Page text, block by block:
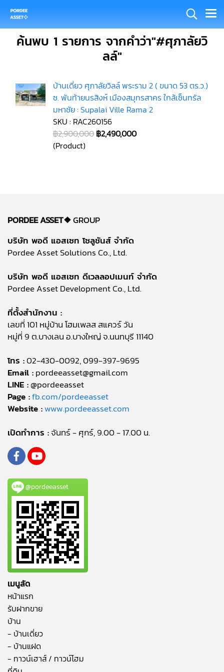
ค้นพบ 1 รายการ จากคำว่า"#ศุภาลัยวิ
ลล์"
บ้านเดี่ยว ศุภาลัยวิลล์ พระราม 2 ( ขนาด 53 ตร.ว.)
ซ. พันท้ายนรสิงห์ เมืองสมุทรสาคร ใกล้เซ็นทรัล
มหาชัย : Supalai Ville Rama 2
SKU : RAC260156
฿2,900,000 ฿2,490,000
(Product)
PORDEE ASSET❖GROUP
บริษัท พอดี แอสเซท โซลูชันส์ จำกัด
Pordee Asset Solutions Co., Ltd.
บริษัท พอดี แอสเซท ดีเวลลอปเมนท์ จำกัด
Pordee Asset Development Co., Ltd.
ที่ตั้งสำนักงาน :
เลขที่ 101 หมู่บ้าน โฮมเพลส สแควร์ วัน
หมู่ที่ 9 ต.บางเลน อ.บางใหญ่ จ.นนทบุรี 11140
โทร :02-430-0092, 099-397-9695
Email :pordeeasset@gmail.com
LINE :@pordeeasset
Page :fb.com/pordeeasset
Website :www.pordeeasset.com
เปิดทำการ :จันทร์ - ศุกร์, 9.00 - 17.00 น.
@pordeeasset
เมนูลัด
หน้าแรก
รับฝากขาย
บ้าน
- บ้านเดี่ยว
- บ้านแฝด
- ทาวน์เฮาส์ / ทาวน์โฮม